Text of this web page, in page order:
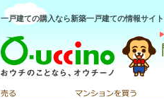
一戸建ての購入なら新築一戸建ての情報サイ